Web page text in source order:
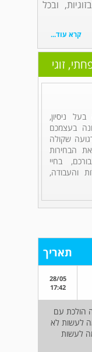
ובכל
קרא עוד...
זוגי
ניסיון,
בעצמכם
שקולה
הבחירות
בחיי
והעבודה,
תאריך
28/05
17:42
מה בא לה הולכת עם
לעשות לא
לעשות